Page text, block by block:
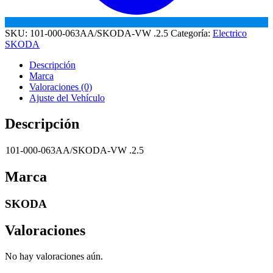
SKU: 101-000-063AA/SKODA-VW .2.5 Categoría: Electrico
SKODA
Descripción
Marca
Valoraciones (0)
Ajuste del Vehículo
Descripción
101-000-063AA/SKODA-VW .2.5
Marca
SKODA
Valoraciones
No hay valoraciones aún.